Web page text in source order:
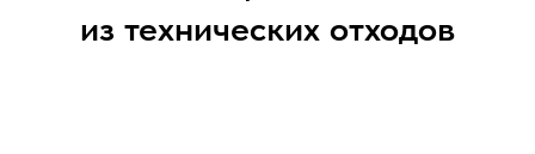
из технических отходов